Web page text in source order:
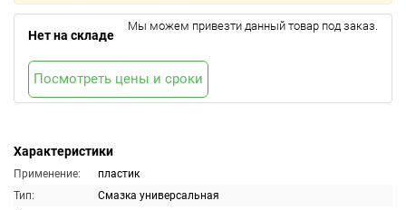
Характеристики
Применение:
пластик
Тип:
Смазка универсальная
Нет на складе
Мы можем привезти данный товар под заказ.
Посмотреть цены и сроки